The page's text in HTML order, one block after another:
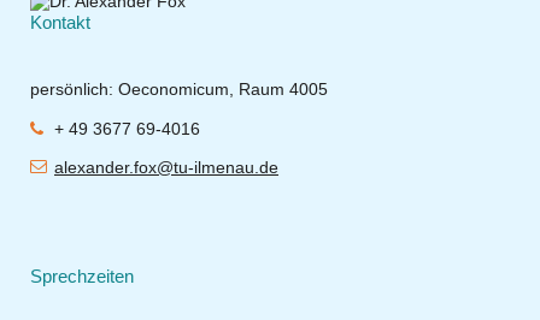
Kontakt
persönlich: Oeconomicum, Raum 4005
+ 49 3677 69-4016
alexander.fox@tu-ilmenau.de
Sprechzeiten